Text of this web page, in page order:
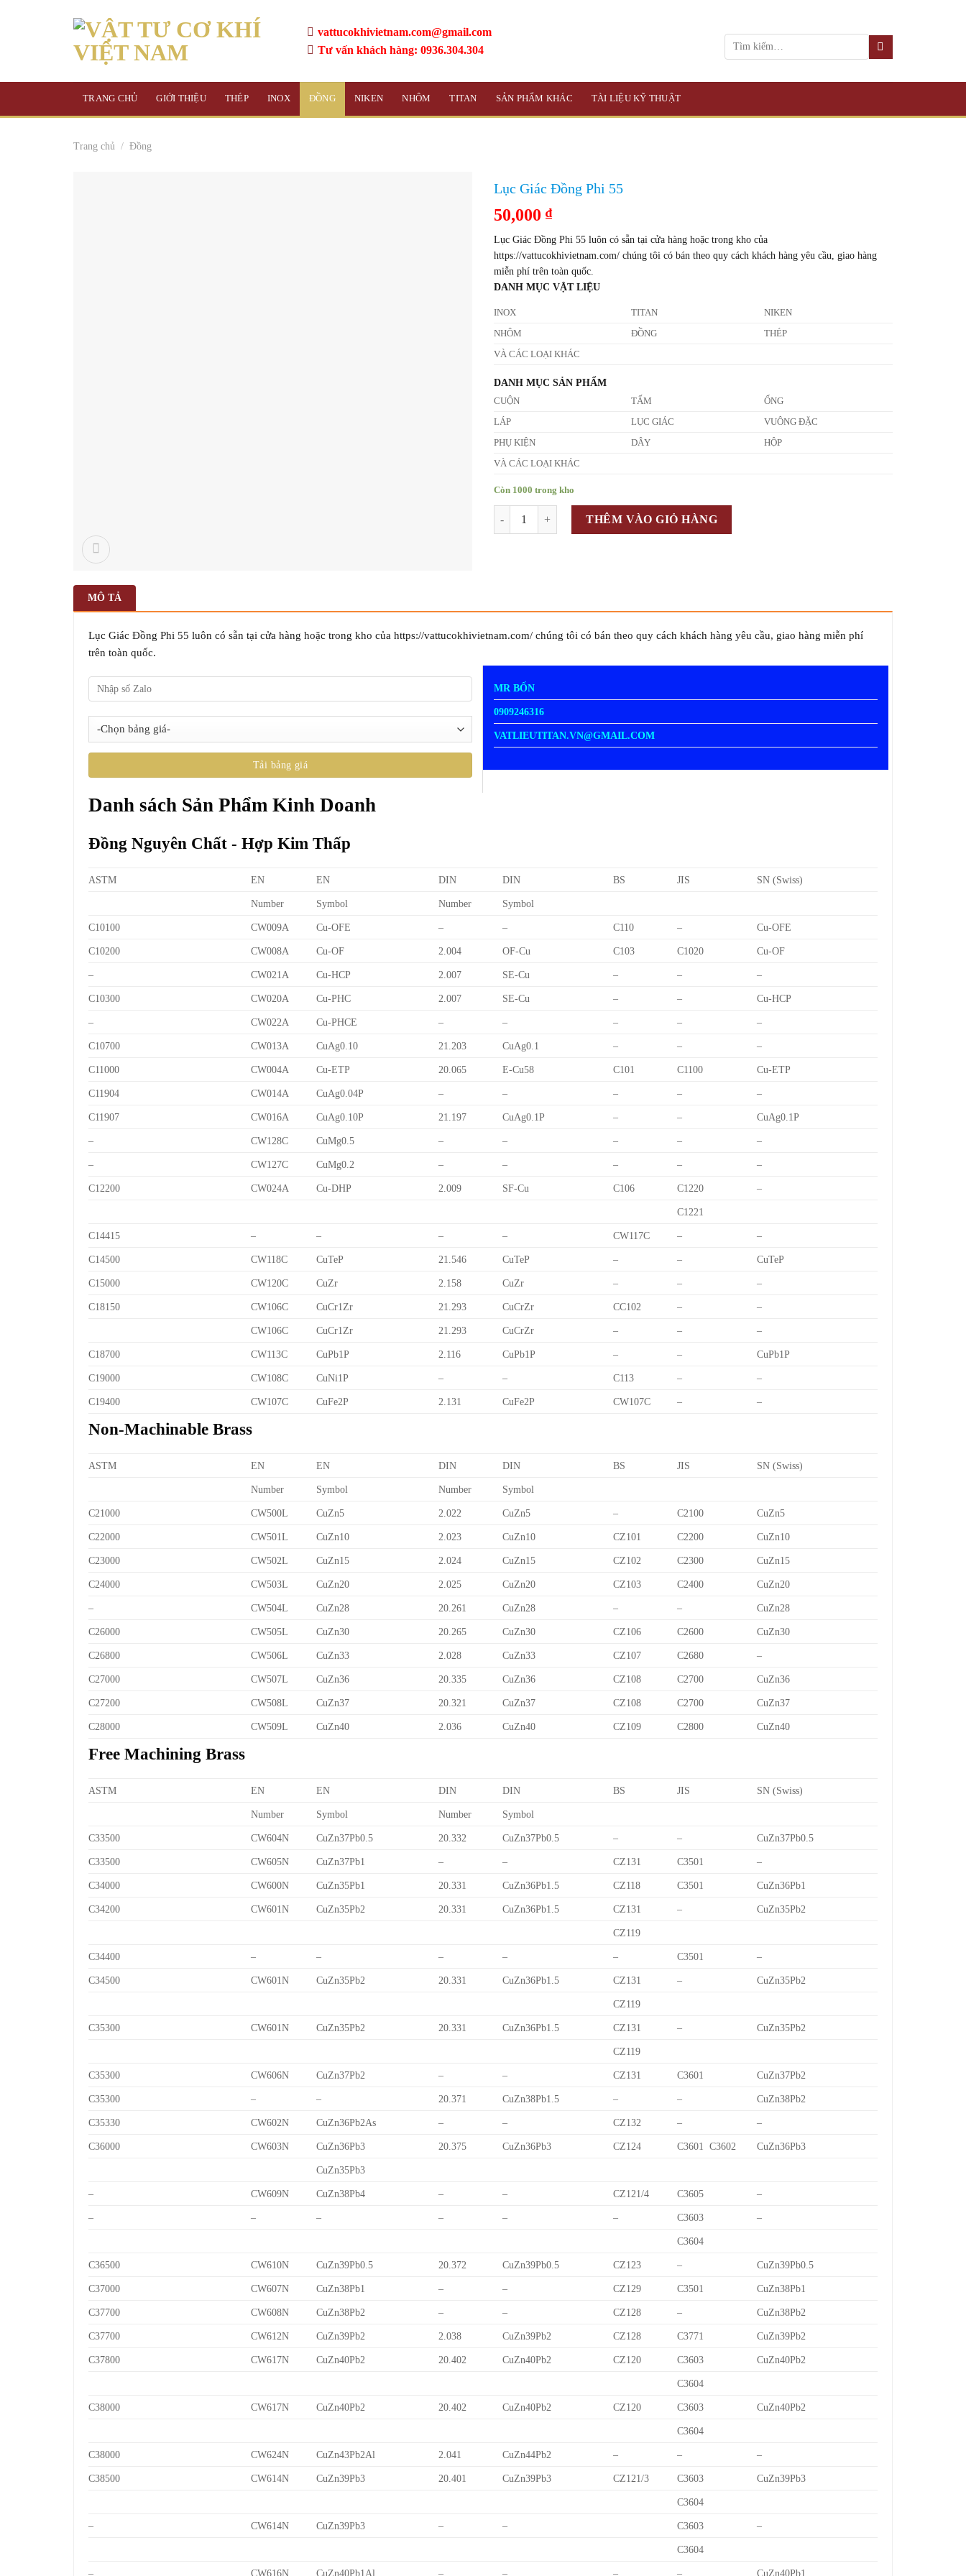
vattucokhivietnam.com@gmail.com
Tư vấn khách hàng: 0936.304.304
TRANG CHỦ GIỚI THIỆU THÉP INOX ĐỒNG NIKEN NHÔM TITAN SẢN PHẨM KHÁC TÀI LIỆU KỸ THUẬT
Trang chủ / Đồng
Lục Giác Đồng Phi 55
50,000 ₫
Lục Giác Đồng Phi 55 luôn có sẵn tại cửa hàng hoặc trong kho của
https://vattucokhivietnam.com/ chúng tôi có bán theo quy cách khách hàng yêu cầu, giao hàng
miễn phí trên toàn quốc.
DANH MỤC VẬT LIỆU
INOX TITAN NIKEN
NHÔM ĐỒNG THÉP
VÀ CÁC LOẠI KHÁC
DANH MỤC SẢN PHẨM
CUỘN TẤM ỐNG
LÁP LỤC GIÁC VUÔNG ĐẶC
PHỤ KIỆN DÂY HỘP
VÀ CÁC LOẠI KHÁC
Còn 1000 trong kho
THÊM VÀO GIỎ HÀNG
MÔ TẢ
Lục Giác Đồng Phi 55 luôn có sẵn tại cửa hàng hoặc trong kho của https://vattucokhivietnam.com/ chúng tôi có bán theo quy cách khách hàng yêu cầu, giao hàng miễn phí
trên toàn quốc.
MR BỐN
0909246316
VATLIEUTITAN.VN@GMAIL.COM
Danh sách Sản Phẩm Kinh Doanh
Đồng Nguyên Chất - Hợp Kim Thấp
ASTM EN EN DIN DIN BS JIS SN (Swiss)
Number Symbol Number Symbol
C10100 CW009A Cu-OFE – – C110 – Cu-OFE
C10200 CW008A Cu-OF 2.004 OF-Cu C103 C1020 Cu-OF
– CW021A Cu-HCP 2.007 SE-Cu – – –
C10300 CW020A Cu-PHC 2.007 SE-Cu – – Cu-HCP
– CW022A Cu-PHCE – – – – –
C10700 CW013A CuAg0.10 21.203 CuAg0.1 – – –
C11000 CW004A Cu-ETP 20.065 E-Cu58 C101 C1100 Cu-ETP
C11904 CW014A CuAg0.04P – – – – –
C11907 CW016A CuAg0.10P 21.197 CuAg0.1P – – CuAg0.1P
– CW128C CuMg0.5 – – – – –
– CW127C CuMg0.2 – – – – –
C12200 CW024A Cu-DHP 2.009 SF-Cu C106 C1220 –
C1221
C14415 – – – – CW117C – –
C14500 CW118C CuTeP 21.546 CuTeP – – CuTeP
C15000 CW120C CuZr 2.158 CuZr – – –
C18150 CW106C CuCr1Zr 21.293 CuCrZr CC102 – –
CW106C CuCr1Zr 21.293 CuCrZr – – –
C18700 CW113C CuPb1P 2.116 CuPb1P – – CuPb1P
C19000 CW108C CuNi1P – – C113 – –
C19400 CW107C CuFe2P 2.131 CuFe2P CW107C – –
Non-Machinable Brass
ASTM EN EN DIN DIN BS JIS SN (Swiss)
Number Symbol Number Symbol
C21000 CW500L CuZn5 2.022 CuZn5 – C2100 CuZn5
C22000 CW501L CuZn10 2.023 CuZn10 CZ101 C2200 CuZn10
C23000 CW502L CuZn15 2.024 CuZn15 CZ102 C2300 CuZn15
C24000 CW503L CuZn20 2.025 CuZn20 CZ103 C2400 CuZn20
– CW504L CuZn28 20.261 CuZn28 – – CuZn28
C26000 CW505L CuZn30 20.265 CuZn30 CZ106 C2600 CuZn30
C26800 CW506L CuZn33 2.028 CuZn33 CZ107 C2680 –
C27000 CW507L CuZn36 20.335 CuZn36 CZ108 C2700 CuZn36
C27200 CW508L CuZn37 20.321 CuZn37 CZ108 C2700 CuZn37
C28000 CW509L CuZn40 2.036 CuZn40 CZ109 C2800 CuZn40
Free Machining Brass
ASTM EN EN DIN DIN BS JIS SN (Swiss)
Number Symbol Number Symbol
C33500 CW604N CuZn37Pb0.5 20.332 CuZn37Pb0.5 – – CuZn37Pb0.5
C33500 CW605N CuZn37Pb1 – – CZ131 C3501 –
C34000 CW600N CuZn35Pb1 20.331 CuZn36Pb1.5 CZ118 C3501 CuZn36Pb1
C34200 CW601N CuZn35Pb2 20.331 CuZn36Pb1.5 CZ131 – CuZn35Pb2
CZ119
C34400 – – – – – C3501 –
C34500 CW601N CuZn35Pb2 20.331 CuZn36Pb1.5 CZ131 – CuZn35Pb2
CZ119
C35300 CW601N CuZn35Pb2 20.331 CuZn36Pb1.5 CZ131 – CuZn35Pb2
CZ119
C35300 CW606N CuZn37Pb2 – – CZ131 C3601 CuZn37Pb2
C35300 – – 20.371 CuZn38Pb1.5 – – CuZn38Pb2
C35330 CW602N CuZn36Pb2As – – CZ132 – –
C36000 CW603N CuZn36Pb3 20.375 CuZn36Pb3 CZ124 C3601 C3602 CuZn36Pb3
CuZn35Pb3
– CW609N CuZn38Pb4 – – CZ121/4 C3605 –
– – – – – – C3603 –
C3604
C36500 CW610N CuZn39Pb0.5 20.372 CuZn39Pb0.5 CZ123 – CuZn39Pb0.5
C37000 CW607N CuZn38Pb1 – – CZ129 C3501 CuZn38Pb1
C37700 CW608N CuZn38Pb2 – – CZ128 – CuZn38Pb2
C37700 CW612N CuZn39Pb2 2.038 CuZn39Pb2 CZ128 C3771 CuZn39Pb2
C37800 CW617N CuZn40Pb2 20.402 CuZn40Pb2 CZ120 C3603 CuZn40Pb2
C3604
C38000 CW617N CuZn40Pb2 20.402 CuZn40Pb2 CZ120 C3603 CuZn40Pb2
C3604
C38000 CW624N CuZn43Pb2Al 2.041 CuZn44Pb2 – – –
C38500 CW614N CuZn39Pb3 20.401 CuZn39Pb3 CZ121/3 C3603 CuZn39Pb3
C3604
– CW614N CuZn39Pb3 – – C3603 –
C3604
– CW616N CuZn40Pb1Al – – – – CuZn40Pb1